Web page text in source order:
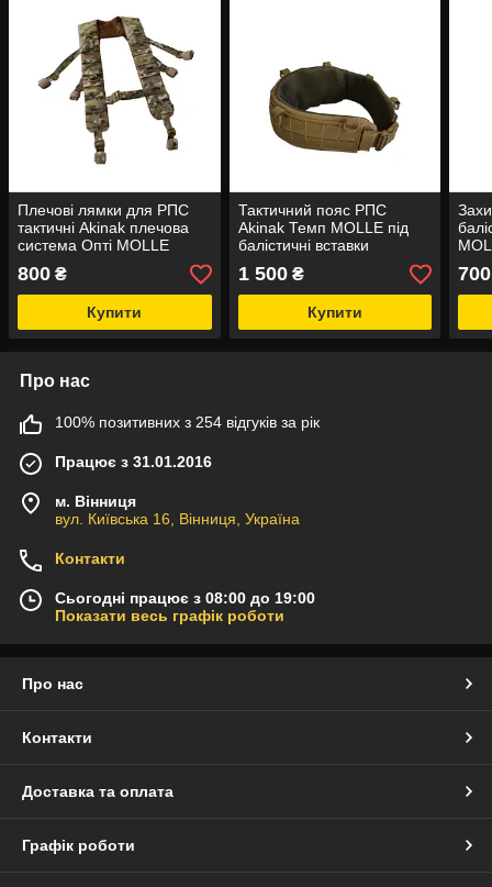
Плечові лямки для РПС
тактичні Akinak плечова
система Опті MOLLE
800 ₴
Купити
Тактичний пояс РПС
Akinak Темп MOLLE під
балістичні вставки
(анатомічний)
1 500₴
Купити
РПС
700
Про нас
100% позитивних з 254 відгуків за рік
Працює з 31.01.2016
м. Вінниця
вул. Київська 16, Вінниця, Україна
Контакти
Сьогодні працює з 08:00 до 19:00
Показати весь графік роботи
Про нас
Контакти
Доставка та оплата
Графік роботи